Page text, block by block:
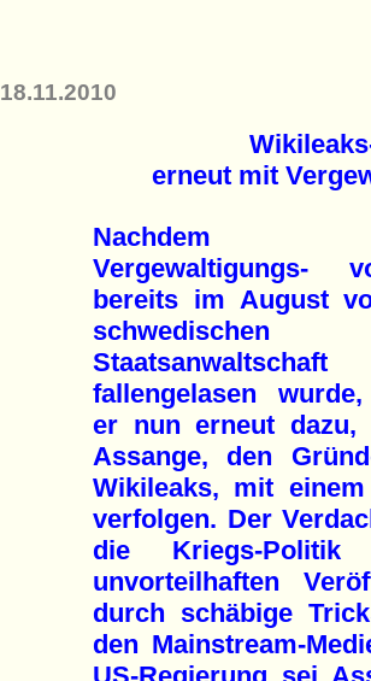
18.11.2010
erneut mit
Nachdem
Vergewaltigungs-
bereits im August
schwedischen
Staatsanwaltschaft
fallengelasen
er nun erneut dazu,
Assange, den
Wikileaks, mit
verfolgen. Der
die Kriegs-Politik
unvorteilhaften
durch schäbige
den Mainstream-